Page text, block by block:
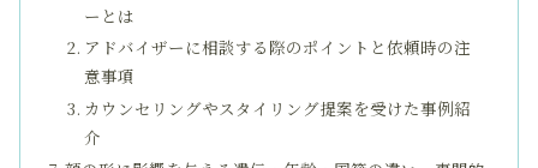
ーとは
アドバイザーに相談する際のポイントと依頼時の注
意事項
カウンセリングやスタイリング提案を受けた事例紹
介